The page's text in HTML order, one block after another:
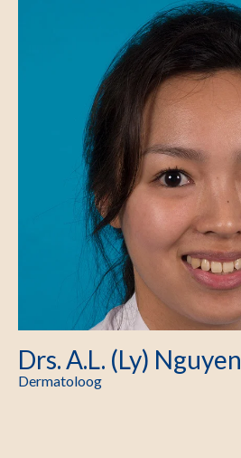
Drs. A.L. (Ly) Nguyen
Dermatoloog